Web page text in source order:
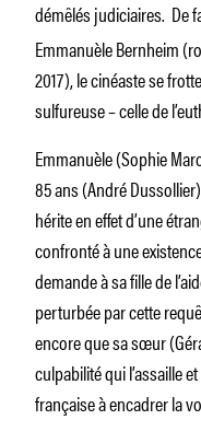
démêlés judiciaires. De
Emmanuèle Bernheim
2017), le cinéaste se
sulfureuse – celle de
Emmanuèle (Sophie
85 ans (André
hérite en effet d’une
confronté à une
demande à sa fille de
perturbée par cette
encore que sa sœur
culpabilité qui l’assaille
française à encadrer la